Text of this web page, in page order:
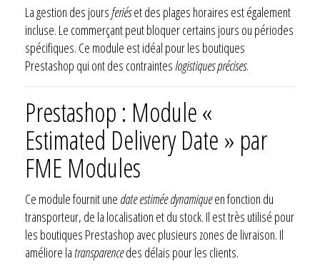
La gestion des joursferiéset des plages horaires est également
incluse. Le commerçant peut bloquer certains jours ou périodes
spécifiques. Ce module est idéal pour les boutiques
Prestashop qui ont des contraintes logistiques précises.
Prestashop : Module «
Estimated Delivery Date » par
FME Modules
Ce module fournit une date estimée dynamiqueen fonction du
transporteur, de la localisation et du stock. Il est très utilisé pour
les boutiques Prestashop avec plusieurs zones de livraison. Il
améliore latransparencedes délais pour les clients.